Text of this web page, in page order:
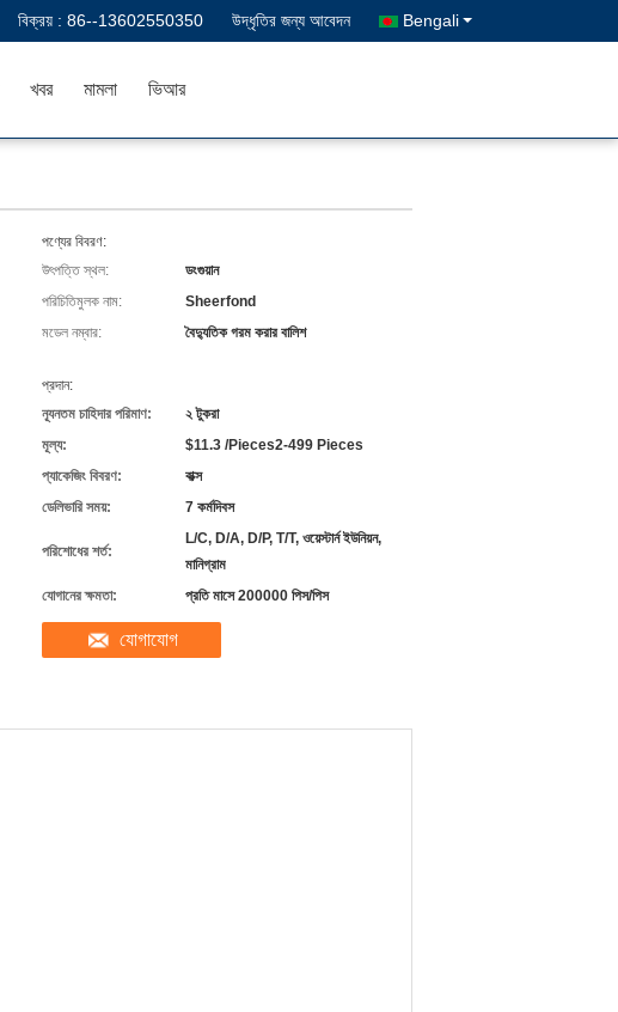
বিক্রয় : 86--13602550350 উদ্ধৃতির জন্য আবেদন Bengali
খবর মামলা ভিআর
পণ্যের বিবরণ:
উৎপত্তি স্থল:
ডংগুয়ান
পরিচিতিমুলক নাম:
Sheerfond
মডেল নম্বার:
বৈদ্যুতিক গরম করার বালিশ
প্রদান:
ন্যূনতম চাহিদার পরিমাণ:
২ টুকরা
মূল্য:
$11.3 /Pieces2-499 Pieces
প্যাকেজিং বিবরণ:
বাক্স
ডেলিভারি সময়:
7 কর্মদিবস
পরিশোধের শর্ত:
L/C, D/A, D/P, T/T, ওয়েস্টার্ন ইউনিয়ন,
মানিগ্রাম
যোগানের ক্ষমতা:
প্রতি মাসে 200000 পিস/পিস
যোগাযোগ